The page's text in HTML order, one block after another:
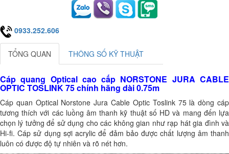
0933.252.606
TỔNG QUAN THÔNG SỐ KỸ THUẬT
Cáp quang Optical cao cấp NORSTONE JURA CABLE
OPTIC TOSLINK 75 chính hãng dài 0.75m
Cáp quan Optical Norstone Jura Cable Optic Toslink 75 là dòng cáp
tương thích với các luồng âm thanh kỹ thuật số HD và mang đến lựa
chọn lý tưởng để sử dụng cho các không gian như rạp hát gia đình và
Hi-fi. Cáp sử dụng sợi acrylic để đảm bảo được chất lượng âm thanh
luôn có được độ tự nhiên và rõ nét hơn.